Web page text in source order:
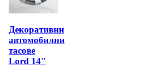
Декоративни
автомобилни
тасове
Lord 14''